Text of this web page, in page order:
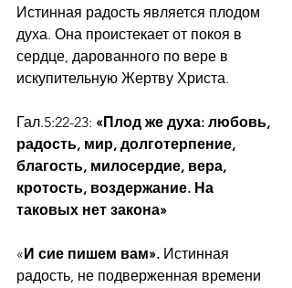
Истинная радость является плодом
духа. Она проистекает от покоя в
сердце, дарованного по вере в
искупительную Жертву Христа.
Гал.5:22-23: «Плод же духа: любовь,
радость, мир, долготерпение,
благость, милосердие, вера,
кротость, воздержание. На
таковых нет закона»
«И сие пишем вам». Истинная
радость, не подверженная времени